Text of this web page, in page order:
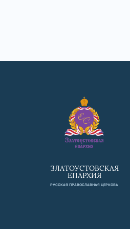
ЗЛАТОУСТОВСКАЯ
ЕПАРХИЯ
РУССКАЯ ПРАВОСЛАВНАЯ ЦЕРКОВЬ